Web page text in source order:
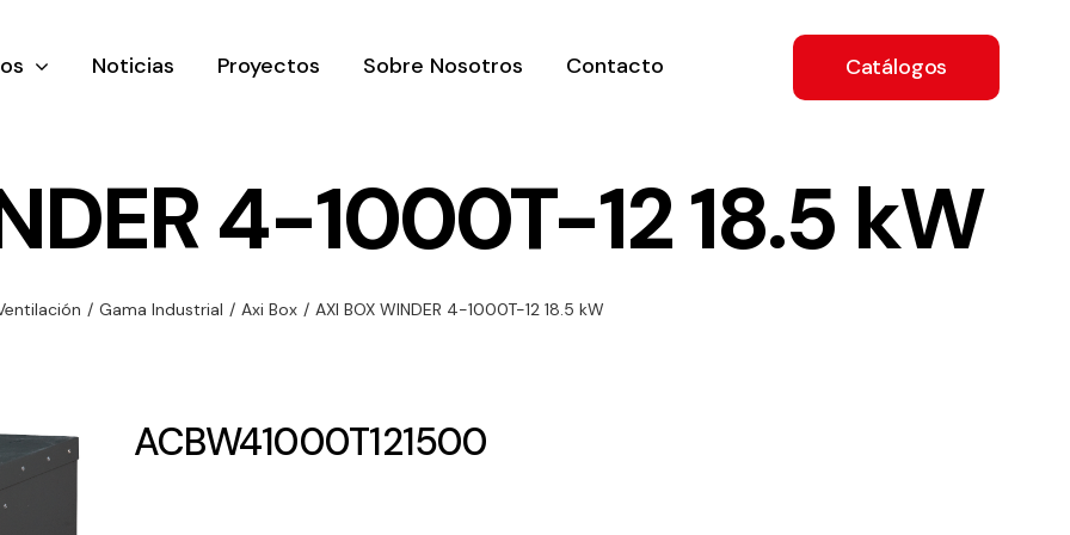
y
de
y
Ventilación
ventilación
Iluminación
soluciones
solares para
Noticias Proyectos Sobre Nosotros Contacto Catálogos
4-1000T-12 18.5 kW
/ Gama Industrial / Axi Box / AXI BOX WINDER 4-1000T-12 18.5 kW
ACBW41000T121500